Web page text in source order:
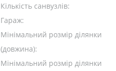
Кількість санвузлів:
Гараж:
Мінімальний розмір ділянки
(довжина):
Мінімальний розмір ділянки